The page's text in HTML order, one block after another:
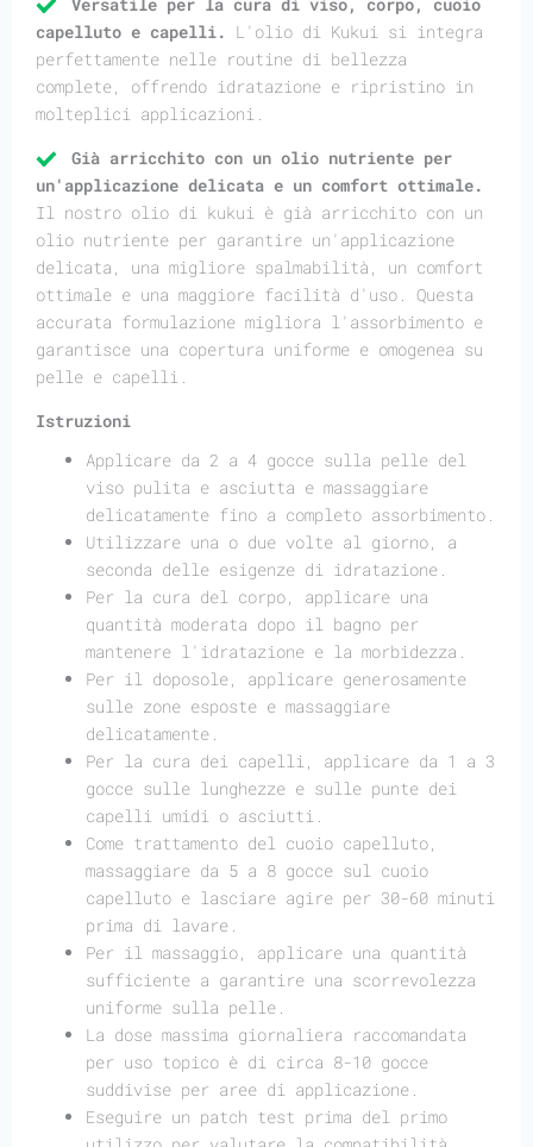
Versatile per la cura di viso, corpo, cuoio
capelluto e capelli. L'olio di Kukui si integra
perfettamente nelle routine di bellezza
complete, offrendo idratazione e ripristino in
molteplici applicazioni.
Già arricchito con un olio nutriente per
un'applicazione delicata e un comfort ottimale.
Il nostro olio di kukui è già arricchito con un
olio nutriente per garantire un'applicazione
delicata, una migliore spalmabilità, un comfort
ottimale e una maggiore facilità d'uso. Questa
accurata formulazione migliora l'assorbimento e
garantisce una copertura uniforme e omogenea su
pelle e capelli.
Istruzioni
Applicare da 2 a 4 gocce sulla pelle del
viso pulita e asciutta e massaggiare
delicatamente fino a completo assorbimento.
Utilizzare una o due volte al giorno, a
seconda delle esigenze di idratazione.
Per la cura del corpo, applicare una
quantità moderata dopo il bagno per
mantenere l'idratazione e la morbidezza.
Per il doposole, applicare generosamente
sulle zone esposte e massaggiare
delicatamente.
Per la cura dei capelli, applicare da 1 a 3
gocce sulle lunghezze e sulle punte dei
capelli umidi o asciutti.
Come trattamento del cuoio capelluto,
massaggiare da 5 a 8 gocce sul cuoio
capelluto e lasciare agire per 30-60 minuti
prima di lavare.
Per il massaggio, applicare una quantità
sufficiente a garantire una scorrevolezza
uniforme sulla pelle.
La dose massima giornaliera raccomandata
per uso topico è di circa 8-10 gocce
suddivise per aree di applicazione.
Eseguire un patch test prima del primo